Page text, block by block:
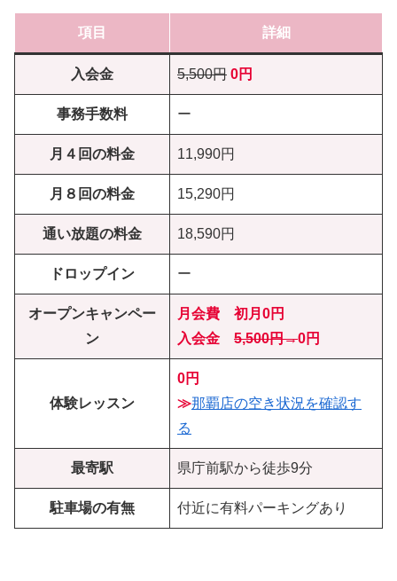
項目 詳細
入会金 5,500円 0円
事務手数料 ー
月４回の料金 11,990円
月８回の料金 15,290円
通い放題の料金 18,590円
ドロップイン ー
オープンキャンペー
ン
月会費 初月0円
入会金 5,500円→0円
体験レッスン
0円
≫那覇店の空き状況を確認す
る
最寄駅 県庁前駅から徒歩9分
駐車場の有無 付近に有料パーキングあり